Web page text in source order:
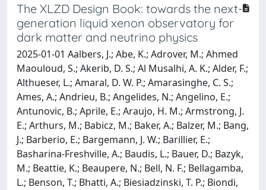
The XLZD Design Book: towards the next-
generation liquid xenon observatory for
dark matter and neutrino physics
2025-01-01 Aalbers, J.; Abe, K.; Adrover, M.; Ahmed
Maouloud, S.; Akerib, D. S.; Al Musalhi, A. K.; Alder, F.;
Althueser, L.; Amaral, D. W. P.; Amarasinghe, C. S.;
Ames, A.; Andrieu, B.; Angelides, N.; Angelino, E.;
Antunovic, B.; Aprile, E.; Araujo, H. M.; Armstrong, J.
E.; Arthurs, M.; Babicz, M.; Baker, A.; Balzer, M.; Bang,
J.; Barberio, E.; Bargemann, J. W.; Barillier, E.;
Basharina-Freshville, A.; Baudis, L.; Bauer, D.; Bazyk,
M.; Beattie, K.; Beaupere, N.; Bell, N. F.; Bellagamba,
L.; Benson, T.; Bhatti, A.; Biesiadzinski, T. P.; Biondi,